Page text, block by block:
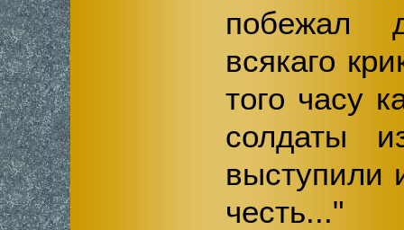
побежал
всякаго
того часу
солдаты
выступили